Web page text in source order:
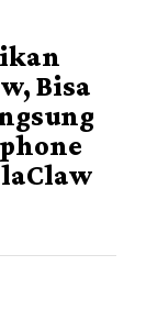
Bisa